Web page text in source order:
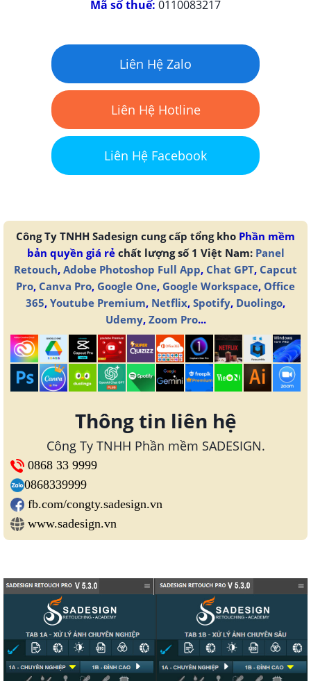
Mã số thuế: 0110083217
Liên Hệ Zalo
Liên Hệ Hotline
Liên Hệ Facebook
Công Ty TNHH Sadesign cung cấp tổng kho Phần mềm
bản quyền giá rẻchất lượng số 1 Việt Nam: Panel
Retouch, Adobe Photoshop Full App, Chat GPT, Capcut
Pro, Canva Pro, Google One, Google Workspace, Office
365, Youtube Premium, Netflix, Spotify, Duolingo,
Udemy, Zoom Pro...
Thông tin liên hệ
Công Ty TNHH Phần mềm SADESIGN.
0868 33 9999
0868339999
fb.com/congty.sadesign.vn
www.sadesign.vn